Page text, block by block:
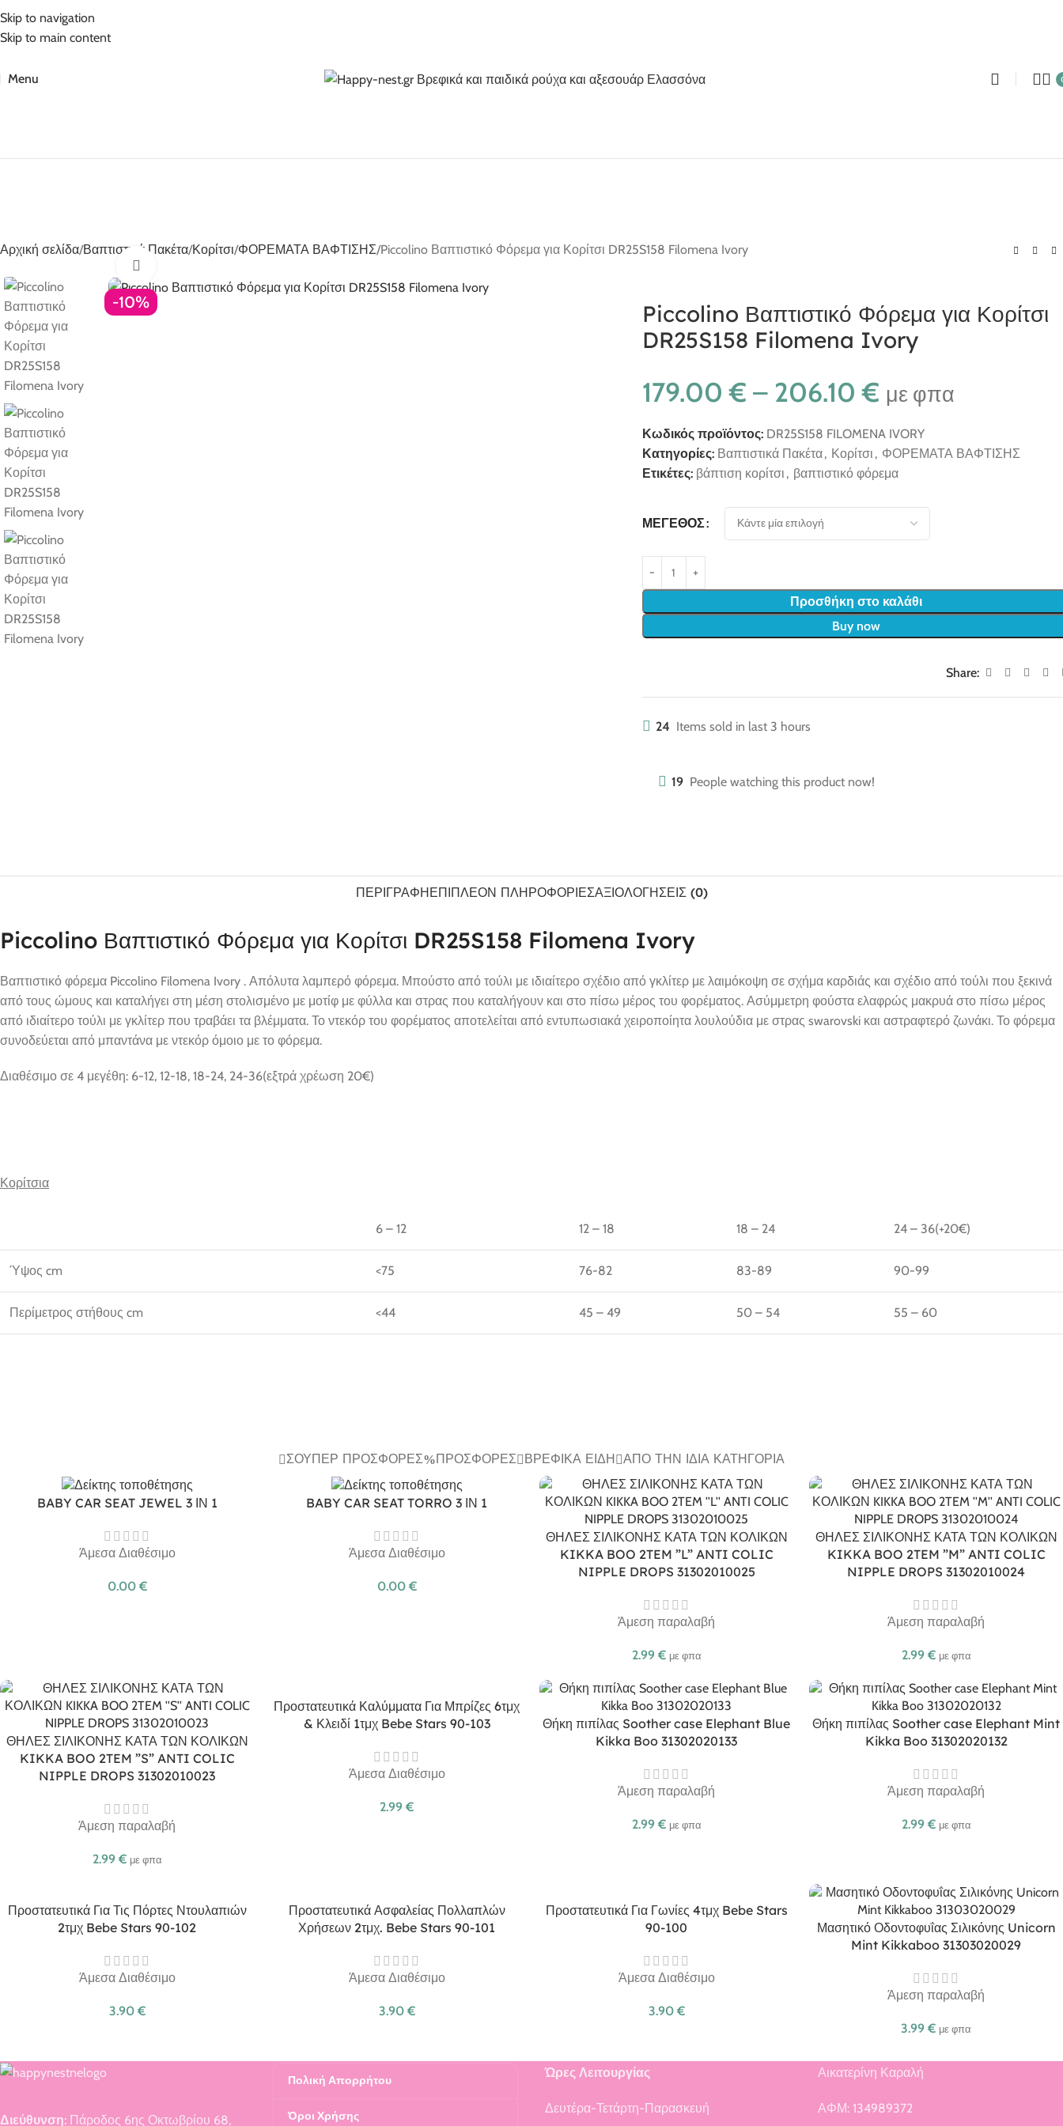
Skip to navigation
Skip to main content
Menu
Αρχική σελίδα Βαπτιστικά Πακέτα Κορίτσι ΦΟΡΕΜΑΤΑ ΒΑΦΤΙΣΗΣ Piccolino Βαπτιστικό Φόρεμα για Κορίτσι DR25S158 Filomena Ivory
-10%
Piccolino Βαπτιστικό Φόρεμα για Κορίτσι
DR25S158 Filomena Ivory
179.00€ – 206.10€ με φπα
Κωδικός προϊόντος: DR25S158 FILOMENA IVORY
Κατηγορίες: Βαπτιστικά Πακέτα, Κορίτσι , ΦΟΡΕΜΑΤΑ ΒΑΦΤΙΣΗΣ
Ετικέτες: βάπτιση κορίτσι , βαπτιστικό φόρεμα
ΜΈΓΕΘΟΣ
Προσθήκη στο καλάθι
Buy now
Share:
24 Items sold in last 3 hours
19 People watching this product now!
ΠΕΡΙΓΡΑΦΉΕΠΙΠΛΈΟΝ ΠΛΗΡΟΦΟΡΊΕΣΑΞΙΟΛΟΓΉΣΕΙΣ (0)
Piccolino Βαπτιστικό Φόρεμα για Κορίτσι DR25S158 Filomena Ivory
Βαπτιστικό φόρεμα Piccolino Filomena Ivory . Απόλυτα λαμπερό φόρεμα. Μπούστο από τούλι με ιδιαίτερο σχέδιο από γκλίτερ με λαιμόκοψη σε σχήμα καρδιάς και σχέδιο από τούλι που ξεκινά
από τους ώμους και καταλήγει στη μέση στολισμένο με μοτίφ με φύλλα και στρας που καταλήγουν και στο πίσω μέρος του φορέματος. Ασύμμετρη φούστα ελαφρώς μακρυά στο πίσω μέρος
από ιδιαίτερο τούλι με γκλίτερ που τραβάει τα βλέμματα. Το ντεκόρ του φορέματος αποτελείται από εντυπωσιακά χειροποίητα λουλούδια με στρας swarovski και αστραφτερό ζωνάκι. Το φόρεμα
συνοδεύεται από μπαντάνα με ντεκόρ όμοιο με το φόρεμα.
Διαθέσιμο σε 4 μεγέθη: 6-12, 12-18, 18-24, 24-36(εξτρά χρέωση 20€)
Κορίτσια
6 – 12 12 – 18 18 – 24 24 – 36(+20€)
Ύψος cm <75 76-82 83-89 90-99
Περίμετρος στήθους cm <44 45 – 49 50 – 54 55 – 60
ΣΟΎΠΕΡ ΠΡΟΣΦΟΡΈΣ ΠΡΟΣΦΟΡΈΣ ΒΡΕΦΙΚΆ ΕΊΔΗ ΑΠΌ ΤΗΝ ΊΔΙΑ ΚΑΤΗΓΟΡΊΑ
BABY CAR SEAT JEWEL 3 ΙΝ 1
Άμεσα Διαθέσιμο
0.00 €
BABY CAR SEAT TORRO 3 ΙΝ 1
Άμεσα Διαθέσιμο
0.00 €
ΘΗΛΕΣ ΣΙΛΙΚΟΝΗΣ ΚΑΤΑ ΤΩΝ ΚΟΛΙΚΩΝ
KIKKA BOO 2TEM ”L” ANTI COLIC
NIPPLE DROPS 31302010025
Άμεση παραλαβή
2.99 € με φπα
ΘΗΛΕΣ ΣΙΛΙΚΟΝΗΣ ΚΑΤΑ ΤΩΝ ΚΟΛΙΚΩΝ
KIKKA BOO 2TEM ”M” ANTI COLIC
NIPPLE DROPS 31302010024
Άμεση παραλαβή
2.99 € με φπα
ΘΗΛΕΣ ΣΙΛΙΚΟΝΗΣ ΚΑΤΑ ΤΩΝ ΚΟΛΙΚΩΝ
KIKKA BOO 2TEM ”S” ANTI COLIC
NIPPLE DROPS 31302010023
Άμεση παραλαβή
2.99 € με φπα
Προστατευτικά Καλύμματα Για Μπρίζες 6τμχ
& Κλειδί 1τμχ Bebe Stars 90-103
Άμεσα Διαθέσιμο
2.99 €
Θήκη πιπίλας Soother case Elephant Blue
Kikka Boo 31302020133
Άμεση παραλαβή
2.99 € με φπα
Θήκη πιπίλας Soother case Elephant Mint
Kikka Boo 31302020132
Άμεση παραλαβή
2.99 € με φπα
Προστατευτικά Για Τις Πόρτες Ντουλαπιών
2τμχ Bebe Stars 90-102
Άμεσα Διαθέσιμο
3.90 €
Προστατευτικά Ασφαλείας Πολλαπλών
Χρήσεων 2τμχ. Bebe Stars 90-101
Άμεσα Διαθέσιμο
3.90 €
Προστατευτικά Για Γωνίες 4τμχ Bebe Stars
90-100
Άμεσα Διαθέσιμο
3.90 €
Μασητικό Οδοντοφυΐας Σιλικόνης Unicorn
Mint Kikkaboo 31303020029
Άμεση παραλαβή
3.99 € με φπα
Διεύθυνση: Πάροδος 6ης Οκτωβρίου 68,
Πολική Απορρήτου
Όροι Χρήσης
Ώρες Λειτουργίας
Δευτέρα-Τετάρτη-Παρασκευή
Αικατερίνη Καραλή
ΑΦΜ: 134989372
5% Επιπλέον έκπτωση για πληρωμές με κάρτα!